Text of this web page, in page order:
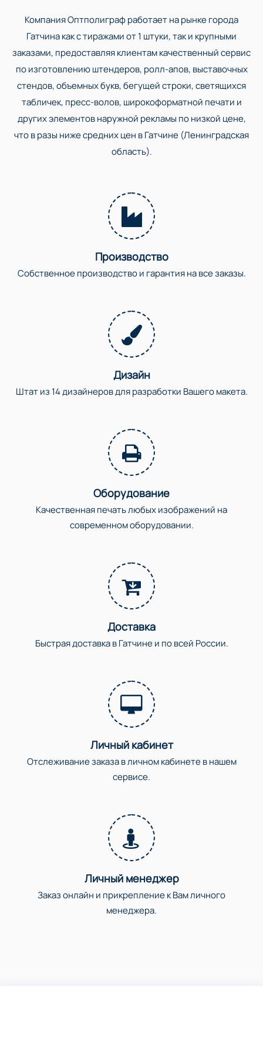
Компания Оптполиграф работает на рынке города
Гатчина как с тиражами от 1 штуки, так и крупными
заказами, предоставляя клиентам качественный сервис
по изготовлению штендеров, ролл-апов, выставочных
стендов, объемных букв, бегущей строки, светящихся
табличек, пресс-волов, широкоформатной печати и
других элементов наружной рекламы по низкой цене,
что в разы ниже средних цен в Гатчине (Ленинградская
область).
Производство
Собственное производство и гарантия на все заказы.
Дизайн
Штат из 14 дизайнеров для разработки Вашего макета.
Оборудование
Качественная печать любых изображений на
современном оборудовании.
Доставка
Быстрая доставка в Гатчине и по всей России.
Личный кабинет
Отслеживание заказа в личном кабинете в нашем
сервисе.
Личный менеджер
Заказ онлайн и прикрепление к Вам личного
менеджера.